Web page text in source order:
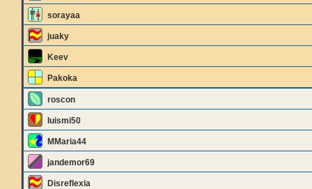
sorayaa
juaky
Keev
Pakoka
roscon
luismi50
MMaria44
jandemor69
Disreflexia